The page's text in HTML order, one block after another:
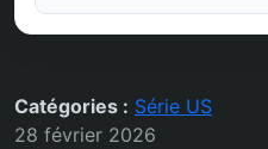
Catégories : Série US
28 février 2026